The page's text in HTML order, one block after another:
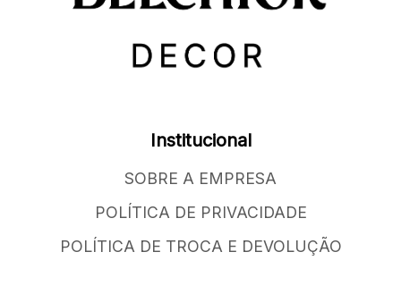
Institucional
SOBRE A EMPRESA
POLÍTICA DE PRIVACIDADE
POLÍTICA DE TROCA E DEVOLUÇÃO